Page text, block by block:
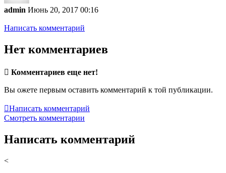
admin Июнь 20, 2017 00:16
Написать комментарий
Нет комментариев
 Комментариев еще нет!
Вы ожете первым оставить комментарий к той публикации.
Написать комментарий
Смотреть комментарии
Написать комментарий
<